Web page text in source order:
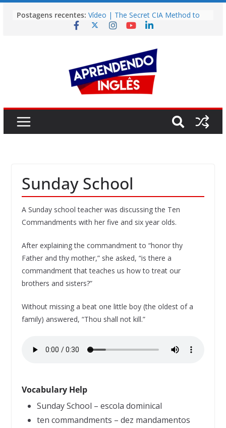
para
Postagens recentes: Vídeo | The Secret CIA Method to
Learn Any Language in 11 Days
Vídeo | Do imaginary friends make
you smarter?
Story | Brasília: The City That Rose
from the Wilderness
Easy English Song | Somewhere
Over the Rainbow (Israel
Sunday School
A Sunday school teacher was discussing the Ten
Commandments with her five and six year olds.
After explaining the commandment to “honor thy
Father and thy mother,” she asked, “is there a
commandment that teaches us how to treat our
brothers and sisters?”
Without missing a beat one little boy (the oldest of a
family) answered, “Thou shall not kill.”
Vocabulary Help
Sunday School – escola dominical
ten commandments – dez mandamentos